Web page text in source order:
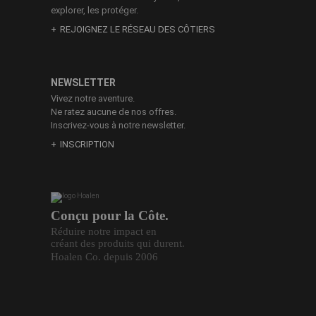
Conçu pour la Côte.
Réduire notre impact en
créant des produits qui durent.
Hoalen Co. depuis 2006
explorer, les protéger.
REJOIGNEZ LE RÉSEAU DES CÔTIERS
NEWSLETTER
Vivez notre aventure.
Ne ratez aucune de nos offres.
Inscrivez-vous à notre newsletter.
INSCRIPTION